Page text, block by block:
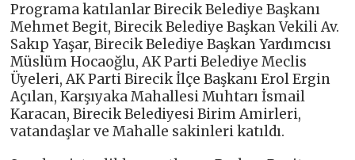
Programa katılanlar Birecik Belediye Başkanı
Mehmet Begit, Birecik Belediye Başkan Vekili Av.
Sakıp Yaşar, Birecik Belediye Başkan Yardımcısı
Müslüm Hocaoğlu, AK Parti Belediye Meclis
Üyeleri, AK Parti Birecik İlçe Başkanı Erol Ergin
Açılan, Karşıyaka Mahallesi Muhtarı İsmail
Karacan, Birecik Belediyesi Birim Amirleri,
vatandaşlar ve Mahalle sakinleri katıldı.